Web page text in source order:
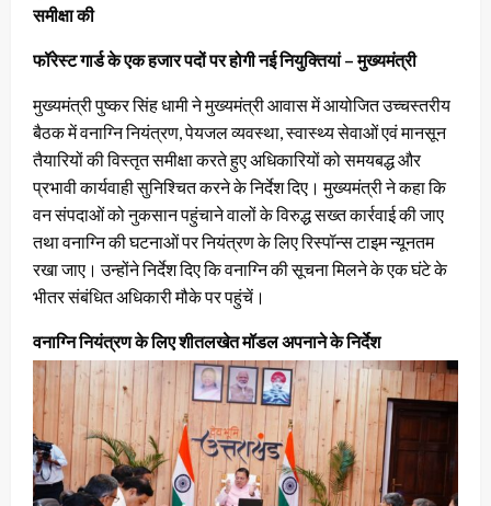
समीक्षा की
फॉरेस्ट गार्ड के एक हजार पदों पर होगी नई नियुक्तियां – मुख्यमंत्री
मुख्यमंत्री पुष्कर सिंह धामी ने मुख्यमंत्री आवास में आयोजित उच्चस्तरीय
बैठक में वनाग्नि नियंत्रण, पेयजल व्यवस्था, स्वास्थ्य सेवाओं एवं मानसून
तैयारियों की विस्तृत समीक्षा करते हुए अधिकारियों को समयबद्ध और
प्रभावी कार्यवाही सुनिश्चित करने के निर्देश दिए। मुख्यमंत्री ने कहा कि
वन संपदाओं को नुकसान पहुंचाने वालों के विरुद्ध सख्त कार्रवाई की जाए
तथा वनाग्नि की घटनाओं पर नियंत्रण के लिए रिस्पॉन्स टाइम न्यूनतम
रखा जाए। उन्होंने निर्देश दिए कि वनाग्नि की सूचना मिलने के एक घंटे के
भीतर संबंधित अधिकारी मौके पर पहुंचें।
वनाग्नि नियंत्रण के लिए शीतलखेत मॉडल अपनाने के निर्देश